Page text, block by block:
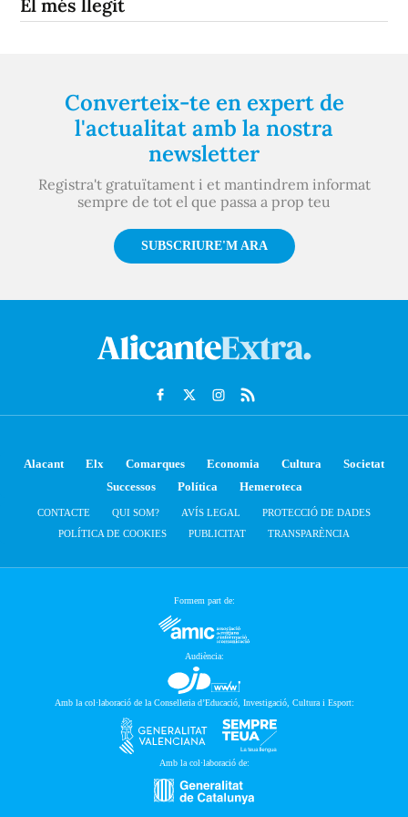
El més llegit
Converteix-te en expert de
l'actualitat amb la nostra
newsletter
Registra't gratuïtament i et mantindrem informat
sempre de tot el que passa a prop teu
SUBSCRIURE'M ARA
Alacant Elx Comarques Economia Cultura
Societat
Successos
Política Hemeroteca
CONTACTE QUI SOM? AVÍS LEGAL
PROTECCIÓ DE DADES
POLÍTICA DE COOKIES
PUBLICITAT TRANSPARÈNCIA
Formem part de:
Audiència:
Amb la col·laboració de la Conselleria d’Educació, Investigació, Cultura i Esport:
Amb la col·laboració de: